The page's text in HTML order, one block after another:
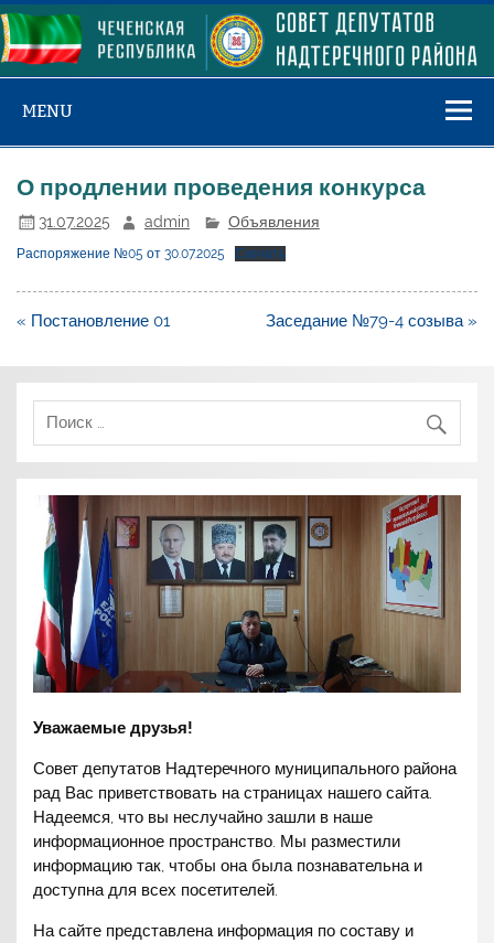
Skip
to
content
MENU
О продлении проведения конкурса
31.07.2025 admin Объявления
Распоряжение №05 от 30.07.2025 Скачать
Навигация
записям
« Постановление 01 Заседание №79-4 созыва »
Уважаемые друзья!
Совет депутатов Надтеречного муниципального района
рад Вас приветствовать на страницах нашего сайта.
Надеемся, что вы неслучайно зашли в наше
информационное пространство. Мы разместили
информацию так, чтобы она была познавательна и
доступна для всех посетителей.
На сайте представлена информация по составу и